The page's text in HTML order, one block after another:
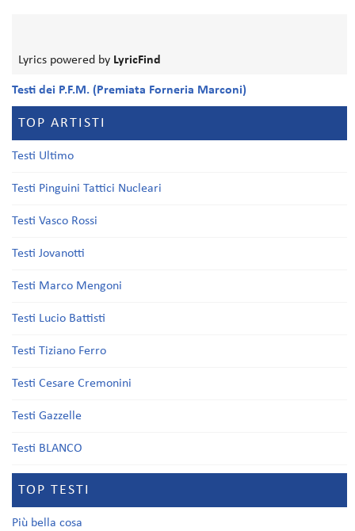
Lyrics powered by LyricFind
Testi dei P.F.M. (Premiata Forneria Marconi)
TOP ARTISTI
Testi Ultimo
Testi Pinguini Tattici Nucleari
Testi Vasco Rossi
Testi Jovanotti
Testi Marco Mengoni
Testi Lucio Battisti
Testi Tiziano Ferro
Testi Cesare Cremonini
Testi Gazzelle
Testi BLANCO
TOP TESTI
Più bella cosa